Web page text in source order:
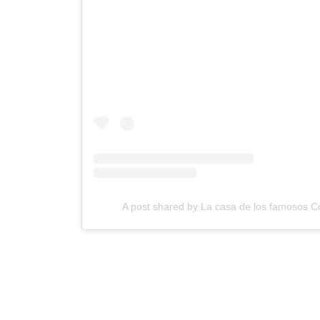
A post shared by La casa de los famosos